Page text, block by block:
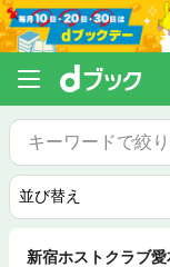
新宿ホストクラブ